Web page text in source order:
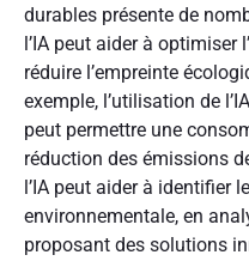
durables présente de
l’IA peut aider à optimiser
réduire l’empreinte
exemple, l’utilisation de
peut permettre une
réduction des émissions
l’IA peut aider à identifier
environnementale, en
proposant des solutions